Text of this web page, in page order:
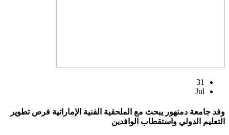
31
Jul
وفد جامعة دمنهور يبحث مع الملحقية الفنية الإماراتية فرص تطوير
التعليم الدولي واستقطاب الوافدين